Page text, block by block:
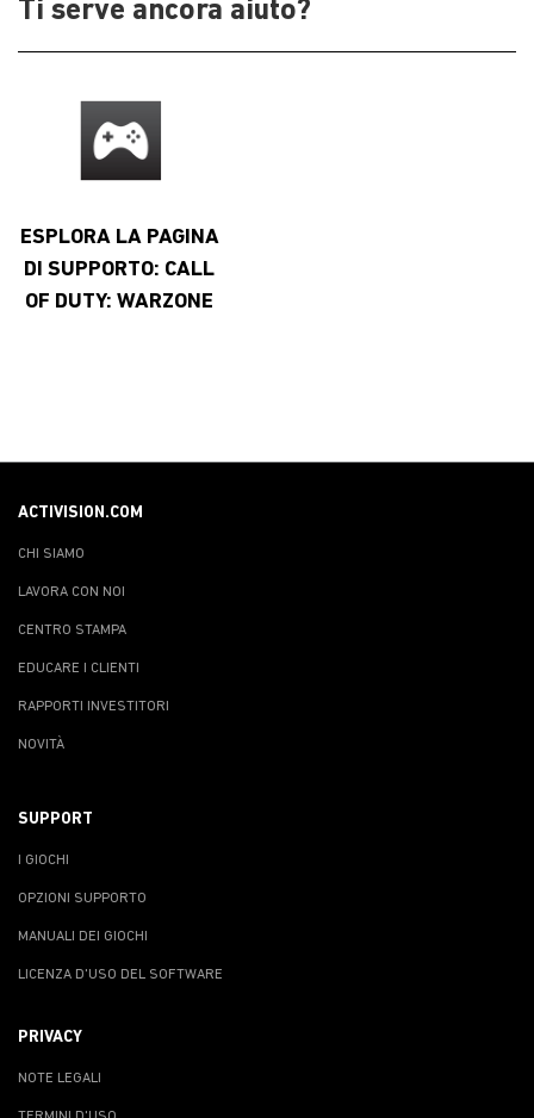
Ti serve ancora aiuto?
ESPLORA LA PAGINA
DI SUPPORTO: CALL
OF DUTY: WARZONE
ACTIVISION.COM
CHI SIAMO
LAVORA CON NOI
CENTRO STAMPA
EDUCARE I CLIENTI
RAPPORTI INVESTITORI
NOVITÀ
SUPPORT
I GIOCHI
OPZIONI SUPPORTO
MANUALI DEI GIOCHI
LICENZA D'USO DEL SOFTWARE
PRIVACY
NOTE LEGALI